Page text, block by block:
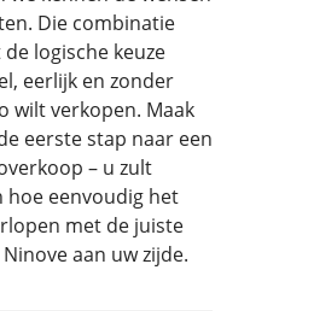
Die combinatie
logische keuze
eerlijk en zonder
wilt verkopen. Maak
eerste stap naar een
– u zult
hoe eenvoudig het
met de juiste
aan uw zijde.